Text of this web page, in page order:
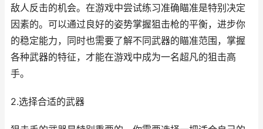
敌人反击的机会。在游戏中尝试练习准确瞄准是特别决定
因素的。可以通过良好的姿势掌握狙击枪的平衡，进步你
的稳定能力，同时也需要了解不同武器的瞄准范围，掌握
各种武器的特征，才能在游戏中成为一名超凡的狙击高
手。
2.选择合适的武器